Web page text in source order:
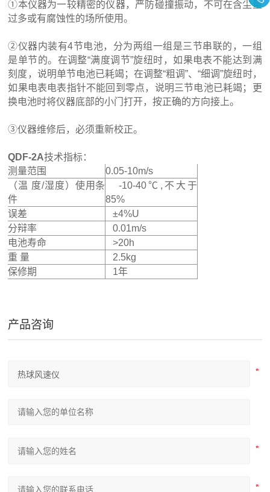
①本仪器为一较精密的仪器，严防碰撞振动，不可在含尘量
过多或有腐蚀性的场所使用。
②仪器内装有4节电池，分为两组一组是三节串联的，一组
是单节的。在调整“满度调节”旋纽时，如果电表不能达到满
刻度，说明单节电池已耗竭；在调整“粗调”、“细调”旋纽时，
如果电表电表指针不能回到零点，说明三节电池已耗竭；更
换电池时将仪器底部的小门打开，按正确的方向接上。
③仪器维修后，必须重新校正。
QDF-2A技术指标：
测量范围
0.05-10m/s
（温 度/湿度）使用条
件
-10-40℃,不大于
85%
误差
±4%U
分辩率
0.01m/s
电池寿命
>20h
重 量
2.5kg
保修期
1年
产品咨询